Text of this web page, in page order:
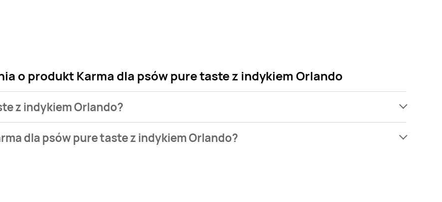
o produkt Karma dla psów pure taste z indykiem Orlando
z indykiem Orlando?
do 6,99 zł.
dla psów pure taste z indykiem Orlando?